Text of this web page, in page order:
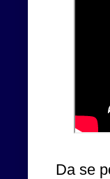
Da se